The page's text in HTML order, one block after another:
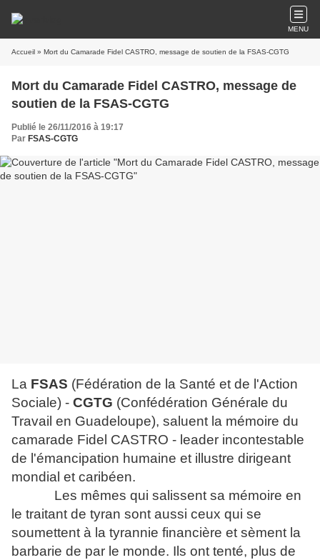
MENU
Accueil » Mort du Camarade Fidel CASTRO, message de soutien de la FSAS-CGTG
Mort du Camarade Fidel CASTRO, message de
soutien de la FSAS-CGTG
Publié le 26/11/2016 à 19:17
Par FSAS-CGTG
La FSAS (Fédération de la Santé et de l'Action
Sociale) - CGTG (Confédération Générale du
Travail en Guadeloupe), saluent la mémoire du
camarade Fidel CASTRO - leader incontestable
de l'émancipation humaine et illustre dirigeant
mondial et caribéen.
Les mêmes qui salissent sa mémoire en
le traitant de tyran sont aussi ceux qui se
soumettent à la tyrannie financière et sèment la
barbarie de par le monde. Ils ont tenté, plus de